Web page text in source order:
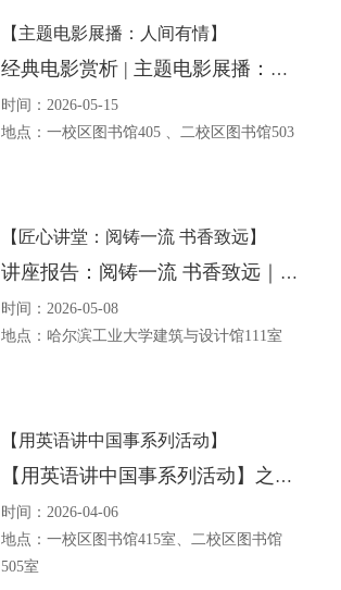
【主题电影展播：人间有情】
经典电影赏析 | 主题电影展播：人间有情
时间：2026-05-15
地点：一校区图书馆405 、二校区图书馆503
【匠心讲堂：阅铸一流 书香致远】
讲座报告：阅铸一流 书香致远｜笔墨载天工 古画藏匠心：古代绘画中的科技工程
时间：2026-05-08
地点：哈尔滨工业大学建筑与设计馆111室
【用英语讲中国事系列活动】
【用英语讲中国事系列活动】之二十九:中华传统文化主题口语角报名通知[The traditional Chinese Bilingual English Corner event] No. 29Notice on Entering for the English Corner with the Theme of Chinese Traditional Culture
时间：2026-04-06
地点：一校区图书馆415室、二校区图书馆
505室